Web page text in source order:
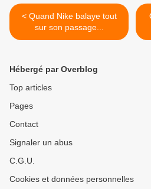
< Quand Nike balaye tout
sur son passage...
Hébergé par Overblog
Top articles
Pages
Contact
Signaler un abus
C.G.U.
Cookies et données personnelles